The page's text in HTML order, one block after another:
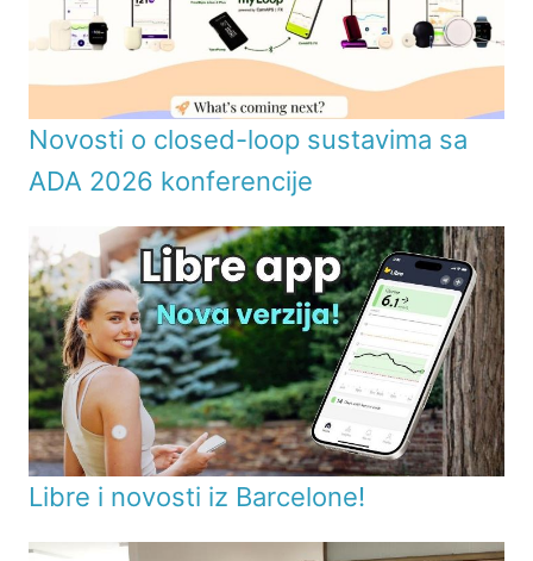
Novosti o closed-loop sustavima sa
ADA 2026 konferencije
Libre i novosti iz Barcelone!